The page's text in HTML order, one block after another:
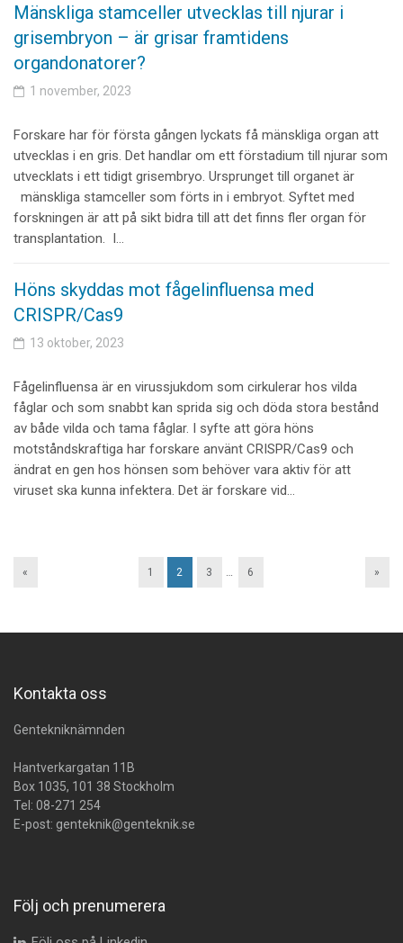
Mänskliga stamceller utvecklas till njurar i
grisembryon – är grisar framtidens
organdonatorer?
1 november, 2023
Forskare har för första gången lyckats få mänskliga organ att
utvecklas i en gris. Det handlar om ett förstadium till njurar som
utvecklats i ett tidigt grisembryo. Ursprunget till organet är
mänskliga stamceller som förts in i embryot. Syftet med
forskningen är att på sikt bidra till att det finns fler organ för
transplantation. I…
Höns skyddas mot fågelinfluensa med
CRISPR/Cas9
13 oktober, 2023
Fågelinfluensa är en virussjukdom som cirkulerar hos vilda
fåglar och som snabbt kan sprida sig och döda stora bestånd
av både vilda och tama fåglar. I syfte att göra höns
motståndskraftiga har forskare använt CRISPR/Cas9 och
ändrat en gen hos hönsen som behöver vara aktiv för att
viruset ska kunna infektera. Det är forskare vid…
« 1 2 3 … 6 »
Kontakta oss
Gentekniknämnden
Hantverkargatan 11B
Box 1035, 101 38 Stockholm
Tel: 08-271 254
E-post: genteknik@genteknik.se
Följ och prenumerera